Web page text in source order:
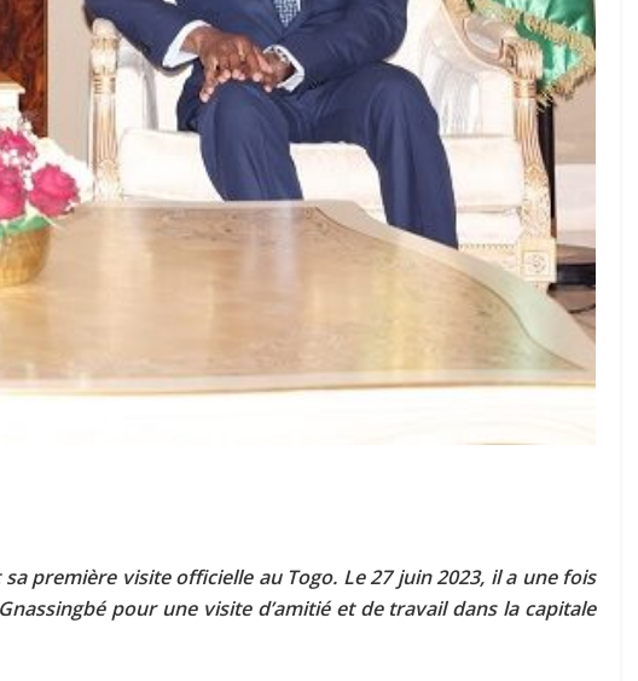
première visite officielle au Togo. Le 27 juin 2023, il a une fois
pour une visite d’amitié et de travail dans la capitale